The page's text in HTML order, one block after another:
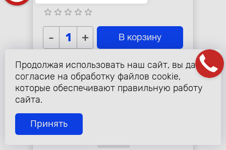
star_border star_border star_border star_border star_border
- + В корзину
Продолжая использовать наш сайт, вы даете
согласие на обработку файлов cookie,
которые обеспечивают правильную работу
сайта.